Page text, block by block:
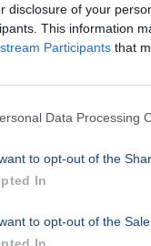
disclosure of your
This information
Participants that
Data Processing
to opt-out of the
In
to opt-out of the
In